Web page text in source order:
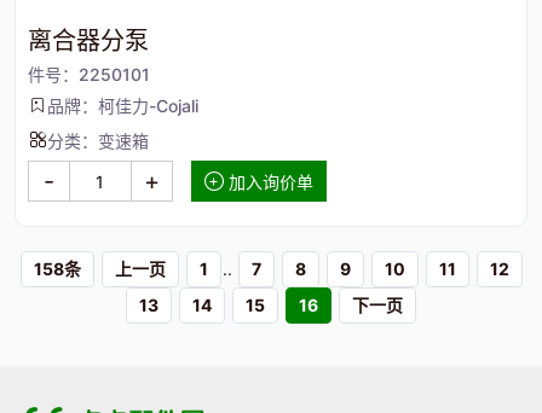
离合器分泵
件号：2250101
品牌：柯佳力-Cojali
分类：变速箱
- + 加入询价单
158条 上一页 1 .. 7 8 9 10 11
12
13
14 15 16 下一页